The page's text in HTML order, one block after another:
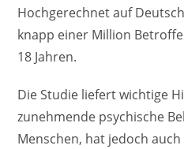
Hochgerechnet auf
knapp einer Million
18 Jahren.
Die Studie liefert wichtige
zunehmende psychische
Menschen, hat jedoch